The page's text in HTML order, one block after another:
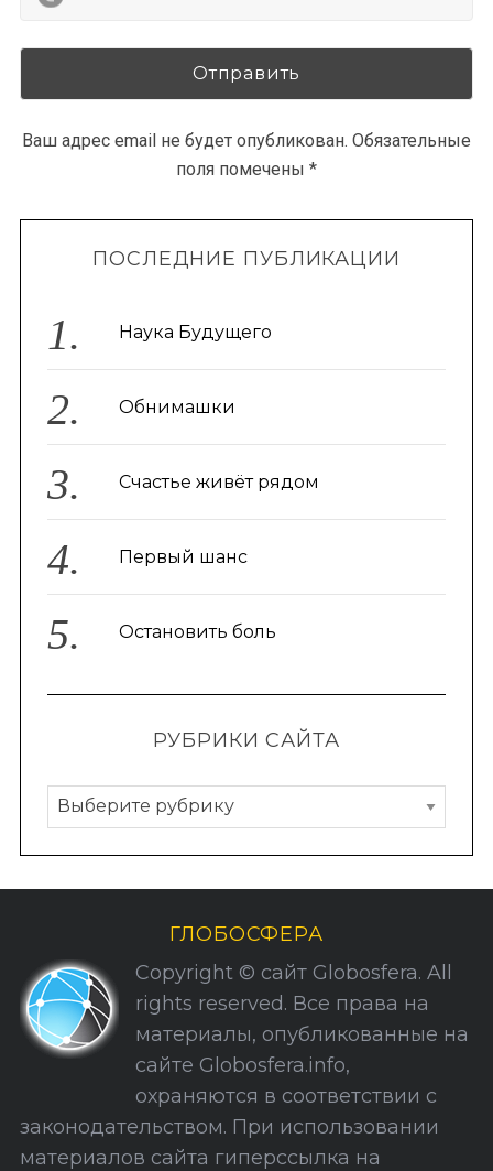
Ваш адрес email не будет опубликован. Обязательные
поля помечены *
ПОСЛЕДНИЕ ПУБЛИКАЦИИ
Наука Будущего
Обнимашки
Счастье живёт рядом
Первый шанс
Остановить боль
РУБРИКИ САЙТА
Р
у
б
р
и
С
а
а
ГЛОБОСФЕРА
Copyright © сайт Globosfera. All
rights reserved. Все права на
материалы, опубликованные на
сайте Globosfera.info,
охраняются в соответствии с
законодательством. При использовании
материалов сайта гиперссылка на